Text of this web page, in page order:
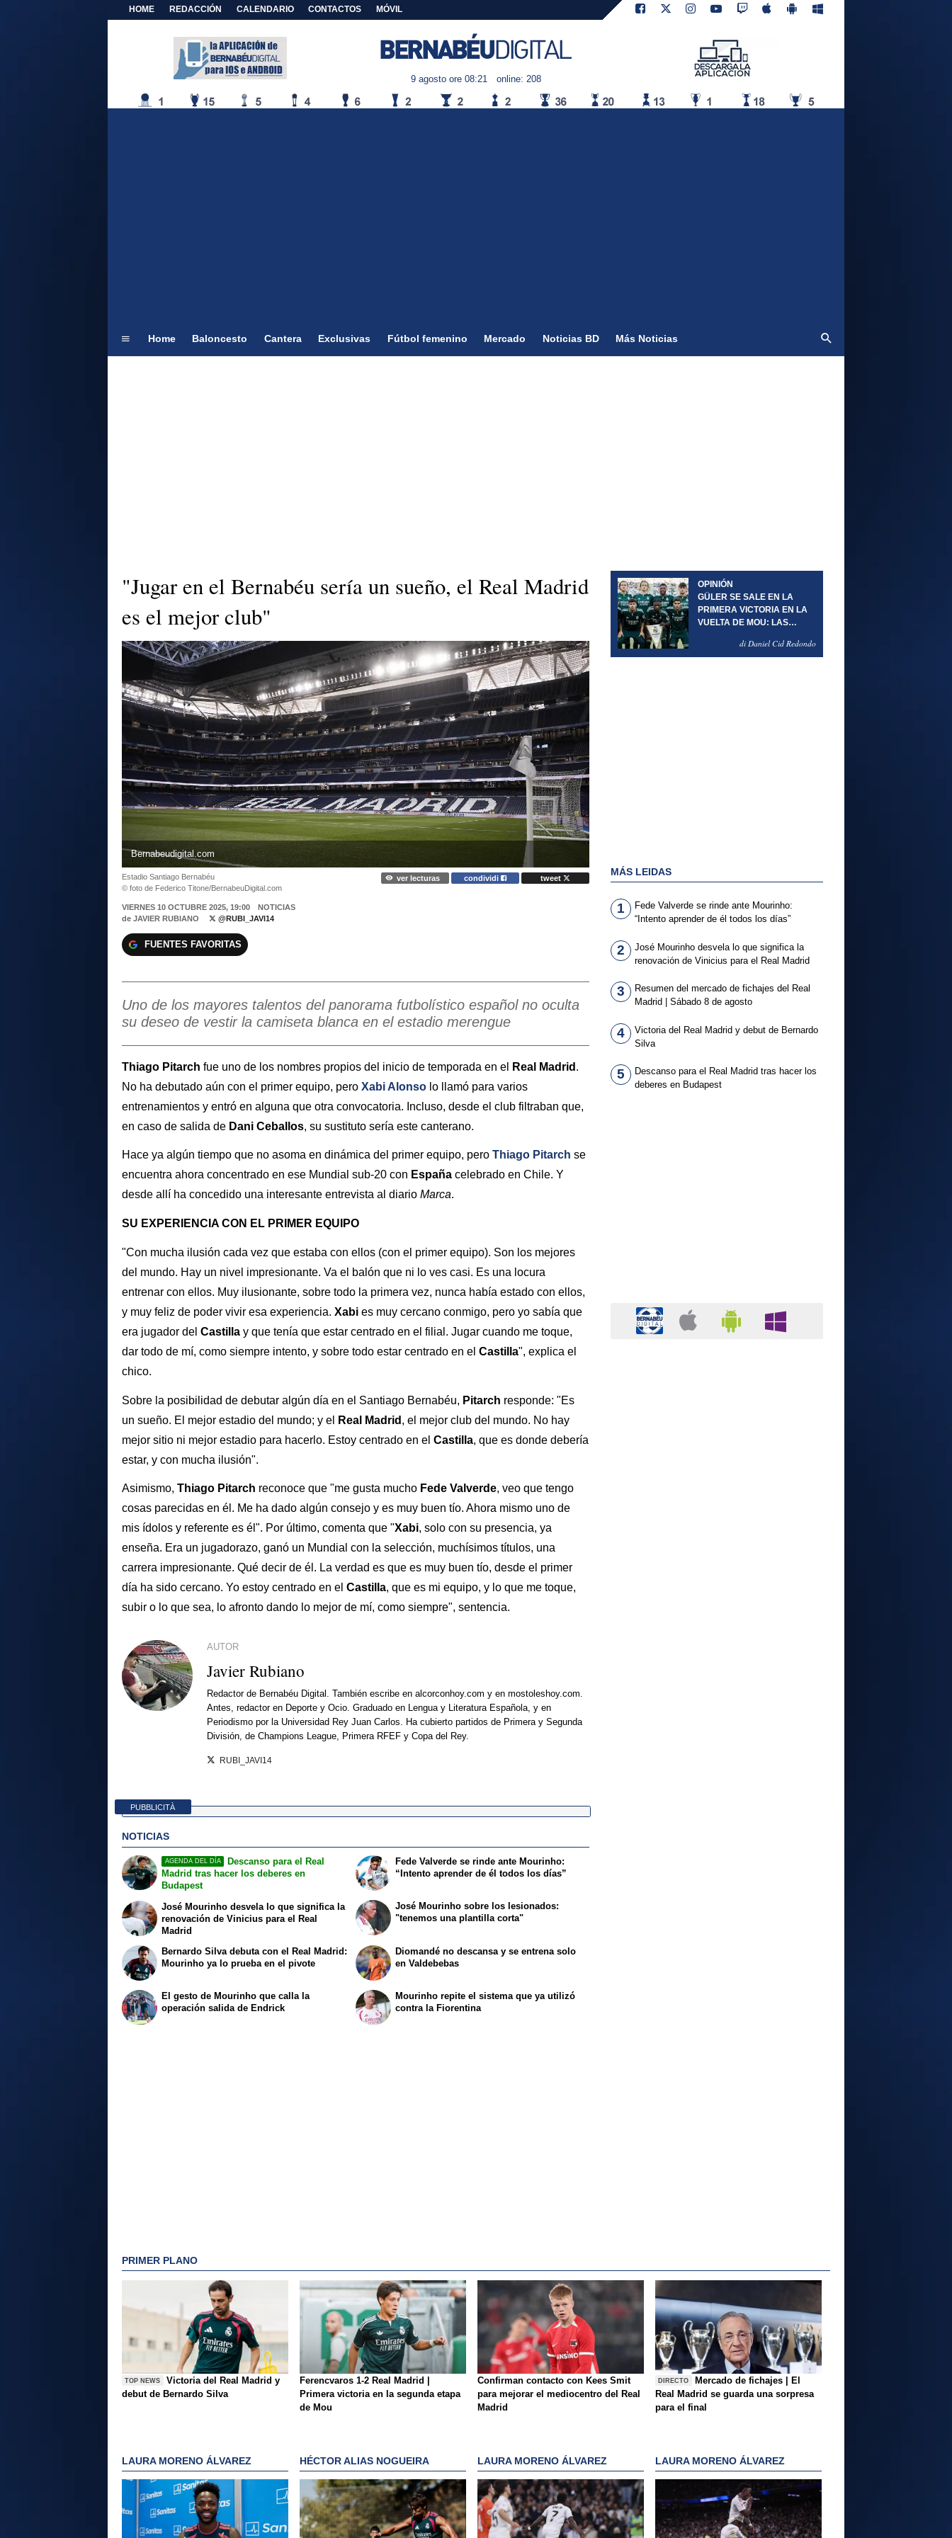
HOME REDACCIÓN CALENDARIO CONTACTOS MÓVIL
9 agosto ore 08:21 online: 208
Home Baloncesto Cantera Exclusivas Fútbol femenino Mercado Noticias BD Más Noticias
"Jugar en el Bernabéu sería un sueño, el Real Madrid
es el mejor club"
Bernabeudigital.com
Estadio Santiago Bernabéu
© foto de Federico Titone/BernabeuDigital.com
ver lecturas condividi tweet
VIERNES 10 OCTUBRE 2025, 19:00
NOTICIAS
de JAVIER RUBIANO @RUBI_JAVI14
FUENTES FAVORITAS
Uno de los mayores talentos del panorama futbolístico español no oculta
su deseo de vestir la camiseta blanca en el estadio merengue
Thiago Pitarch fue uno de los nombres propios del inicio de temporada en el Real Madrid .
No ha debutado aún con el primer equipo, pero Xabi Alonso lo llamó para varios
entrenamientos y entró en alguna que otra convocatoria. Incluso, desde el club filtraban que,
en caso de salida de Dani Ceballos, su sustituto sería este canterano.
Hace ya algún tiempo que no asoma en dinámica del primer equipo, pero Thiago Pitarch se
encuentra ahora concentrado en ese Mundial sub-20 con España celebrado en Chile. Y
desde allí ha concedido una interesante entrevista al diario Marca.
SU EXPERIENCIA CON EL PRIMER EQUIPO
"Con mucha ilusión cada vez que estaba con ellos (con el primer equipo). Son los mejores
del mundo. Hay un nivel impresionante. Va el balón que ni lo ves casi. Es una locura
entrenar con ellos. Muy ilusionante, sobre todo la primera vez, nunca había estado con ellos,
y muy feliz de poder vivir esa experiencia. Xabi es muy cercano conmigo, pero yo sabía que
era jugador del Castilla y que tenía que estar centrado en el filial. Jugar cuando me toque,
dar todo de mí, como siempre intento, y sobre todo estar centrado en el Castilla", explica el
chico.
Sobre la posibilidad de debutar algún día en el Santiago Bernabéu, Pitarch responde: "Es
un sueño. El mejor estadio del mundo; y el
Real Madrid , el mejor club del mundo. No hay
mejor sitio ni mejor estadio para hacerlo. Estoy centrado en el Castilla, que es donde debería
estar, y con mucha ilusión".
Asimismo, Thiago Pitarch reconoce que "me gusta mucho Fede Valverde, veo que tengo
cosas parecidas en él. Me ha dado algún consejo y es muy buen tío. Ahora mismo uno de
mis ídolos y referente es él". Por último, comenta que "Xabi, solo con su presencia, ya
enseña. Era un jugadorazo, ganó un Mundial con la selección, muchísimos títulos, una
carrera impresionante. Qué decir de él. La verdad es que es muy buen tío, desde el primer
día ha sido cercano. Yo estoy centrado en el Castilla, que es mi equipo, y lo que me toque,
subir o lo que sea, lo afronto dando lo mejor de mí, como siempre", sentencia.
AUTOR
Javier Rubiano
Redactor de Bernabéu Digital. También escribe en alcorconhoy.com y en mostoleshoy.com.
Antes, redactor en Deporte y Ocio. Graduado en Lengua y Literatura Española, y en
Periodismo por la Universidad Rey Juan Carlos. Ha cubierto partidos de Primera y Segunda
División, de Champions League, Primera RFEF y Copa del Rey.
RUBI_JAVI14
PUBBLICITÀ
NOTICIAS
AGENDA DEL DÍA
Descanso para el Real
Madrid tras hacer los deberes en
Budapest
José Mourinho desvela lo que significa la
renovación de Vinicius para el Real
Madrid
Fede Valverde se rinde ante Mourinho:
“Intento aprender de él todos los días”
José Mourinho sobre los lesionados:
"tenemos una plantilla corta"
Bernardo Silva debuta con el Real Madrid:
Mourinho ya lo prueba en el pivote
El gesto de Mourinho que calla la
operación salida de Endrick
Diomandé no descansa y se entrena solo
en Valdebebas
Mourinho repite el sistema que ya utilizó
contra la Fiorentina
OPINIÓN
GÜLER SE SALE EN LA
PRIMERA VICTORIA EN LA
VUELTA DE MOU: LAS
1-2 REAL MADRIDdi Daniel Cid Redondo
MÁS LEIDAS
1
Fede Valverde se rinde ante Mourinho:
“Intento aprender de él todos los días”
2
José Mourinho desvela lo que significa la
renovación de Vinicius para el Real Madrid
3
Resumen del mercado de fichajes del Real
Madrid | Sábado 8 de agosto
4
Victoria del Real Madrid y debut de Bernardo
Silva
5
Descanso para el Real Madrid tras hacer los
deberes en Budapest
PRIMER PLANO
TOP NEWS
Victoria del Real Madrid y
debut de Bernardo Silva
Ferencvaros 1-2 Real Madrid |
Primera victoria en la segunda etapa
de Mou
Confirman contacto con Kees Smit
para mejorar el mediocentro del Real
Madrid
DIRECTO
Mercado de fichajes | El
Real Madrid se guarda una sorpresa
para el final
LAURA MORENO ÁLVAREZ HÉCTOR ALIAS NOGUEIRA LAURA MORENO ÁLVAREZ LAURA MORENO ÁLVAREZ